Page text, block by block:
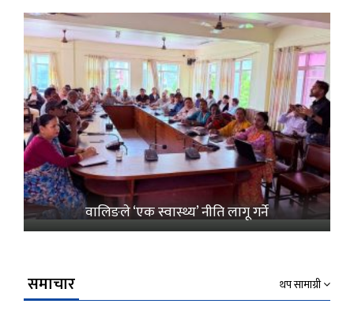
वालिङले ‘एक स्वास्थ्य’ नीति लागू गर्ने
समाचार थप सामाग्री